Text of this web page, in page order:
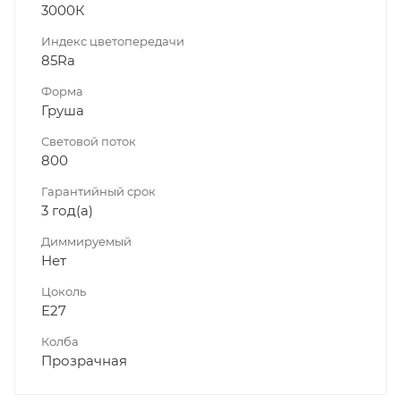
3000К
Индекс цветопередачи
85Ra
Форма
Груша
Световой поток
800
Гарантийный срок
3 год(а)
Диммируeмый
Нет
Цоколь
Е27
Колба
Прозрачная